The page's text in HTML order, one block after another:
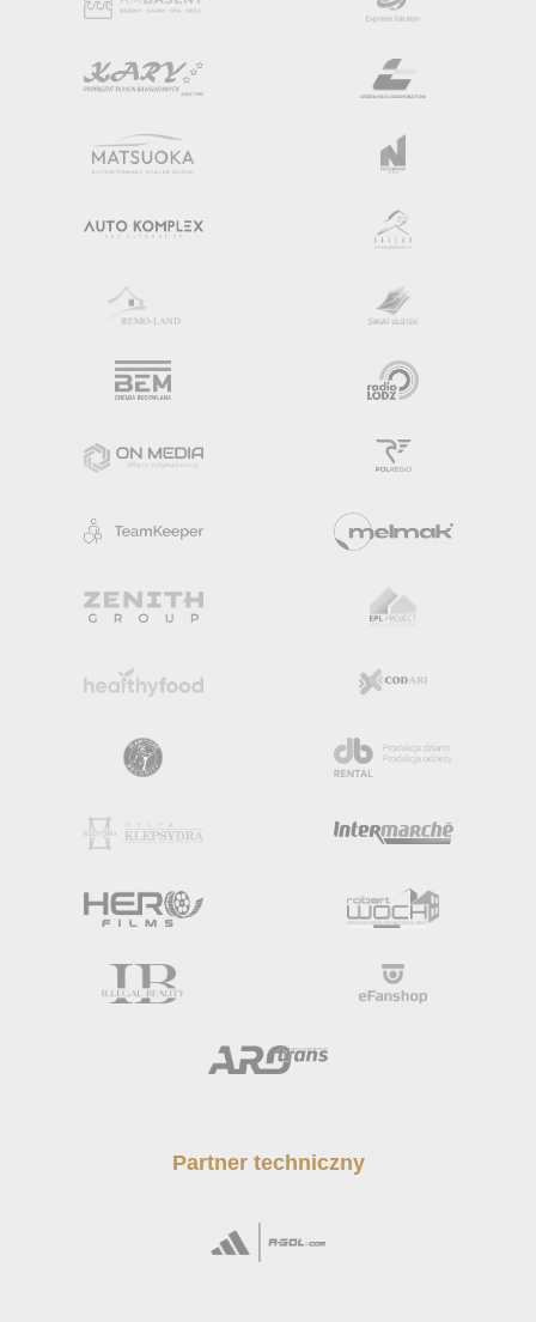
Partner techniczny